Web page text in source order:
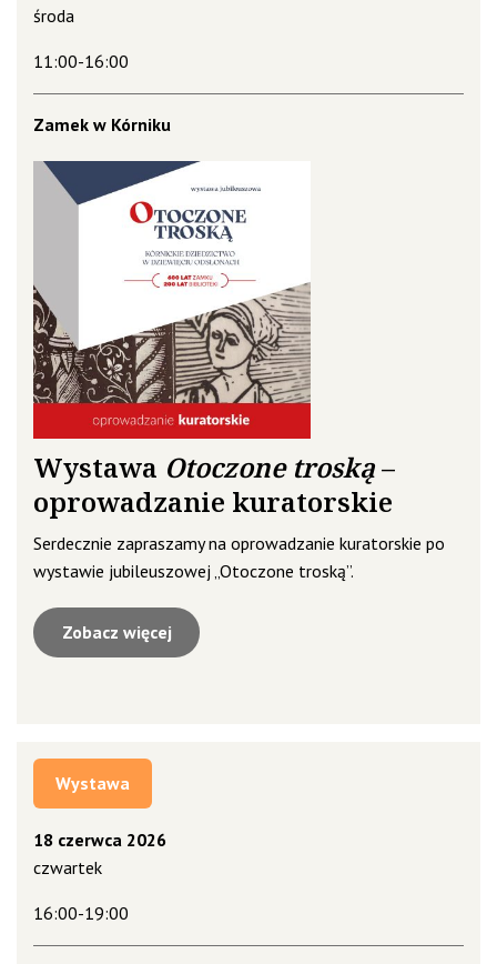
środa
11:00-16:00
Zamek w Kórniku
Wystawa Otoczone troską–
oprowadzanie kuratorskie
Serdecznie zapraszamy na oprowadzanie kuratorskie po
wystawie jubileuszowej „Otoczone troską”.
Zobacz więcej
Wystawa
18 czerwca 2026
czwartek
16:00-19:00